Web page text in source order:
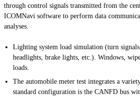
through control signals transmitted from the
ICOMNavi software to perform data
analyses.
Lighting system load simulation (turn
headlights, brake lights, etc.). Windows,
loads.
The automobile meter test integrates a
standard configuration is the CANFD bus